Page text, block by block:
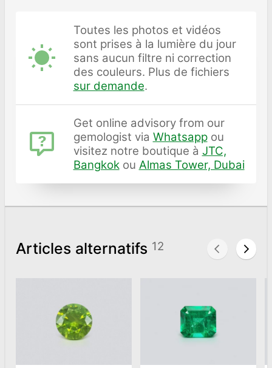
Toutes les photos et vidéos
sont prises à la lumière du jour
sans aucun filtre ni correction
des couleurs. Plus de fichiers
sur demande.
Get online advisory from our
gemologist via Whatsappou
visitez notre boutique à JTC,
Bangkokou Almas Tower, Dubai
Articles alternatifs 12